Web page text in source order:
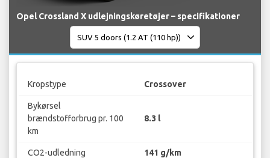
Opel Crossland X udlejningskøretøjer – specifikationer
Kropstype Crossover
Bykørsel
brændstofforbrug pr. 100
km
8.3 l
CO2-udledning 141 g/km